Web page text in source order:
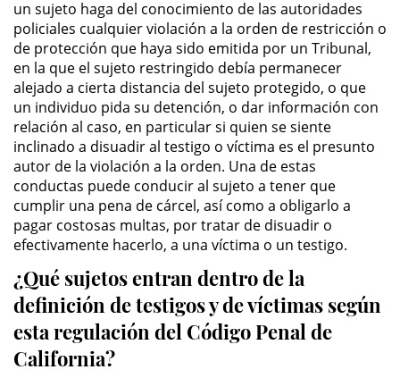
Merodear Para Cometer
Prostitución
Molestar a un Niño Menor de 18
Años
Penetración Sexual Forzada
Pornografía Infantil
Prostitución y Solicitación
Delitos Violentos
Aumento de Sentencia para
Pandillas
un sujeto haga del conocimiento de las autoridades
policiales cualquier violación a la orden de restricción o
de protección que haya sido emitida por un Tribunal,
en la que el sujeto restringido debía permanecer
alejado a cierta distancia del sujeto protegido, o que
un individuo pida su detención, o dar información con
relación al caso, en particular si quien se siente
inclinado a disuadir al testigo o víctima es el presunto
autor de la violación a la orden. Una de estas
conductas puede conducir al sujeto a tener que
cumplir una pena de cárcel, así como a obligarlo a
pagar costosas multas, por tratar de disuadir o
efectivamente hacerlo, a una víctima o un testigo.
¿Qué sujetos entran dentro de la
definición de testigos y de víctimas según
esta regulación del Código Penal de
California?